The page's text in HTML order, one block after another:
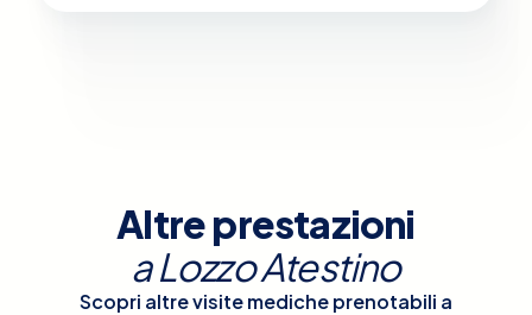
Altre prestazioni
aLozzo Atestino
Scopri altre visite mediche prenotabili a